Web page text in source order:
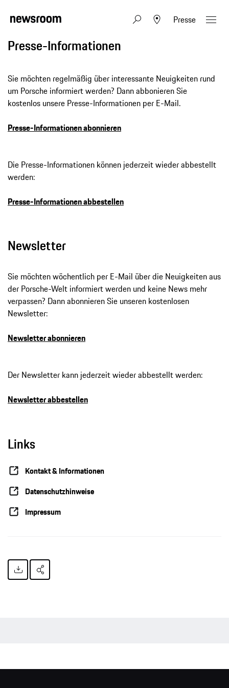
Presse
Presse-Informationen
Sie möchten regelmäßig über interessante Neuigkeiten rund
um Porsche informiert werden? Dann abbonieren Sie
kostenlos unsere Presse-Informationen per E-Mail.
Presse-Informationen abonnieren
Die Presse-Informationen können jederzeit wieder abbestellt
werden:
Presse-Informationen abbestellen
Newsletter
Sie möchten wöchentlich per E-Mail über die Neuigkeiten aus
der Porsche-Welt informiert werden und keine News mehr
verpassen? Dann abonnieren Sie unseren kostenlosen
Newsletter:
Newsletter abonnieren
Der Newsletter kann jederzeit wieder abbestellt werden:
Newsletter abbestellen
Links
Kontakt & Informationen
Datenschutzhinweise
Impressum